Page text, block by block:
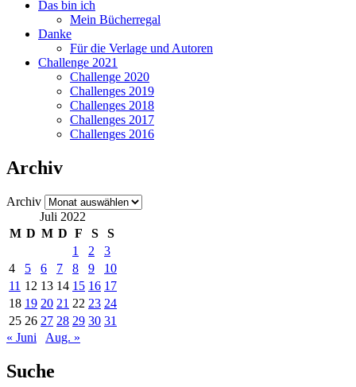
Das bin ich
Mein Bücherregal
Danke
Für die Verlage und Autoren
Challenge 2021
Challenge 2020
Challenges 2019
Challenges 2018
Challenges 2017
Challenges 2016
Archiv
Archiv
Juli 2022
M D M D F S
S
1
2
3
4
5 6 7 8 9
10
11 12 13 14 15 16 17
18 19 20 21 22 23 24
25 26 27 28 29 30 31
« Juni
Aug. »
Suche